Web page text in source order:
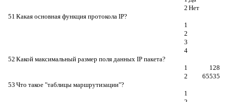
2 Нет
51 Какая основная функция протокола IP?
1
2
3
4
52 Какой максимальный размер поля данных IP пакета?
1
128
2
65535
53 Что такое "таблицы маршрутизации"?
1